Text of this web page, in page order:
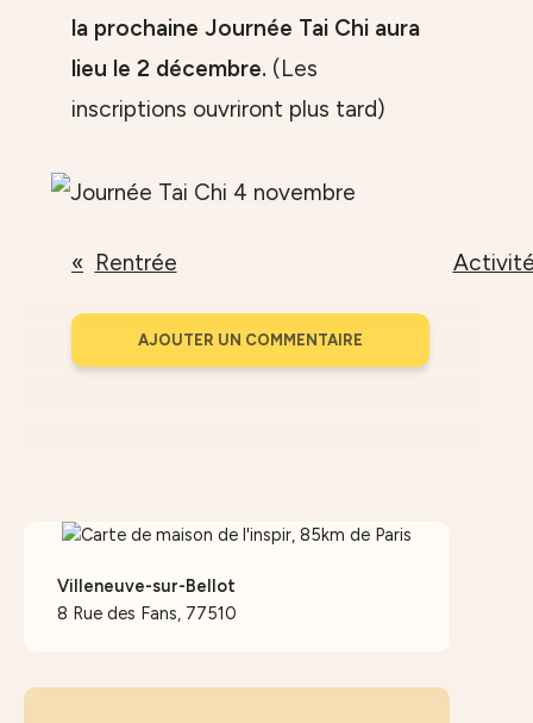
la prochaine Journée Tai Chi aura
lieu le 2 décembre. (Les
inscriptions ouvriront plus tard)
Rentrée
AJOUTER UN COMMENTAIRE
Villeneuve-sur-Bellot
8 Rue des Fans, 77510